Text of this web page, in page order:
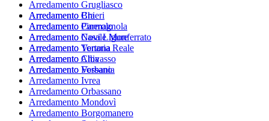
Arredamento Grugliasco
Arredamento Chieri
Arredamento Pinerolo
Arredamento Casale Monferrato
Arredamento Venaria Reale
Arredamento Alba
Arredamento Verbania
Arredamento Bra
Arredamento Carmagnola
Arredamento Novi Ligure
Arredamento Tortona
Arredamento Chivasso
Arredamento Fossano
Arredamento Ivrea
Arredamento Orbassano
Arredamento Mondovì
Arredamento Borgomanero